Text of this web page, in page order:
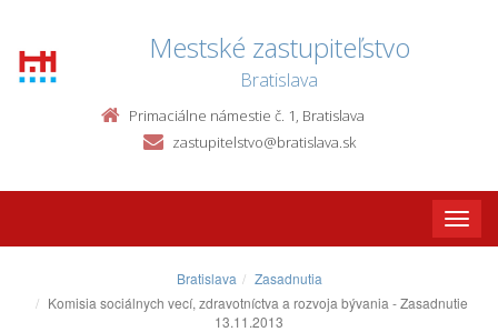
Mestské zastupiteľstvo
Bratislava
Primaciálne námestie č. 1, Bratislava
zastupitelstvo@bratislava.sk
Toggle
Bratislava
Zasadnutia
Komisia sociálnych vecí, zdravotníctva a rozvoja bývania - Zasadnutie
13.11.2013